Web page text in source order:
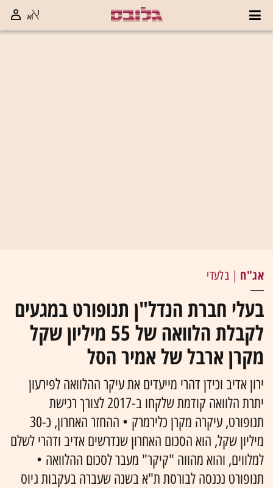
אג"ח | בלעדי
בעלי חברת הנדל"ן תנופורט במגעים
לקבלת הלוואה של 55 מיליון שקל
מקרן ארבל של אמיר הסל
ירון אדיב וכידן דהרי מייעדים את עיקר ההלוואה לפירעון
יתרת הלוואה קודמת שלקחו ב-2017 לצורך רכישת
תנופורט, עיקרה מקרן כלירמרק • ההחזר האחרון, כ-30
מיליון שקל, הוא הסכום האחרון שנדרשים אדיב ודהרי לשלם
למלווים, והוא מהווה "קיקר" מעבר לסכום ההלוואה •
תנופורט נכנסה לבורסת ת"א בשנה שעברה בעקבות גיוס